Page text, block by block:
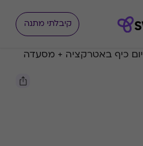
קיבלתי מתנה
יום כיף באטרקציה + מסעדה